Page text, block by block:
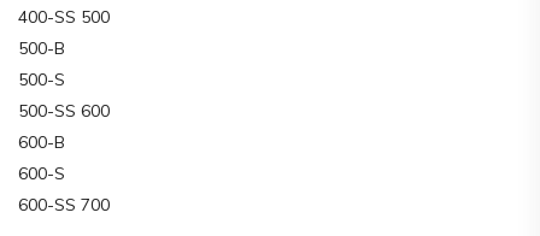
400-SS 500
500-B
500-S
500-SS 600
600-B
600-S
600-SS 700